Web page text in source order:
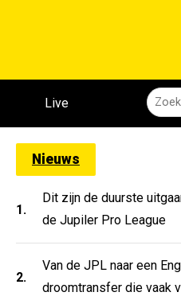
Live
Nieuws
1.
Dit zijn de duurste
de Jupiler Pro League
2.
Van de JPL naar een
droomtransfer die vaak